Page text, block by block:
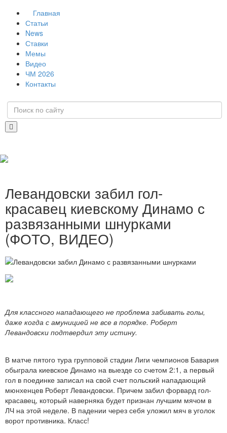
Главная
Статьи
News
Ставки
Мемы
Видео
ЧМ 2026
Контакты
Левандовски забил гол-
красавец киевскому Динамо с
развязанными шнурками
(ФОТО, ВИДЕО)
Для классного нападающего не проблема забивать голы,
даже когда с амуницией не все в порядке. Роберт
Левандовски подтвердил эту истину.
В матче пятого тура групповой стадии Лиги чемпионов Бавария
обыграла киевское Динамо на выезде со счетом 2:1, а первый
гол в поединке записал на свой счет польский нападающий
мюнхенцев Роберт Левандовски. Причем забил форвард гол-
красавец, который наверняка будет признан лучшим мячом в
ЛЧ на этой неделе. В падении через себя уложил мяч в уголок
ворот противника. Класс!